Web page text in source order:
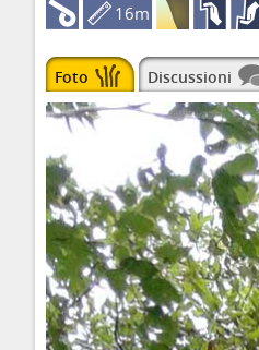
16m
Foto Discussioni